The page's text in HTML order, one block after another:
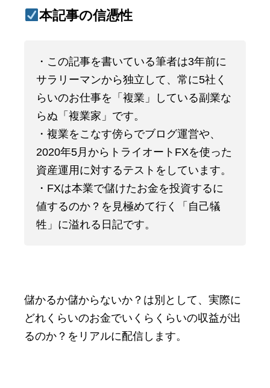
本記事の信憑性
・この記事を書いている筆者は3年前に
サラリーマンから独立して、常に5社く
らいのお仕事を「複業」している副業な
らぬ「複業家」です。
・複業をこなす傍らでブログ運営や、
2020年5月からトライオートFXを使った
資産運用に対するテストをしています。
・FXは本業で儲けたお金を投資するに
値するのか？を見極めて行く「自己犠
牲」に溢れる日記です。
儲かるか儲からないか？は別として、実際に
どれくらいのお金でいくらくらいの収益が出
るのか？をリアルに配信します。